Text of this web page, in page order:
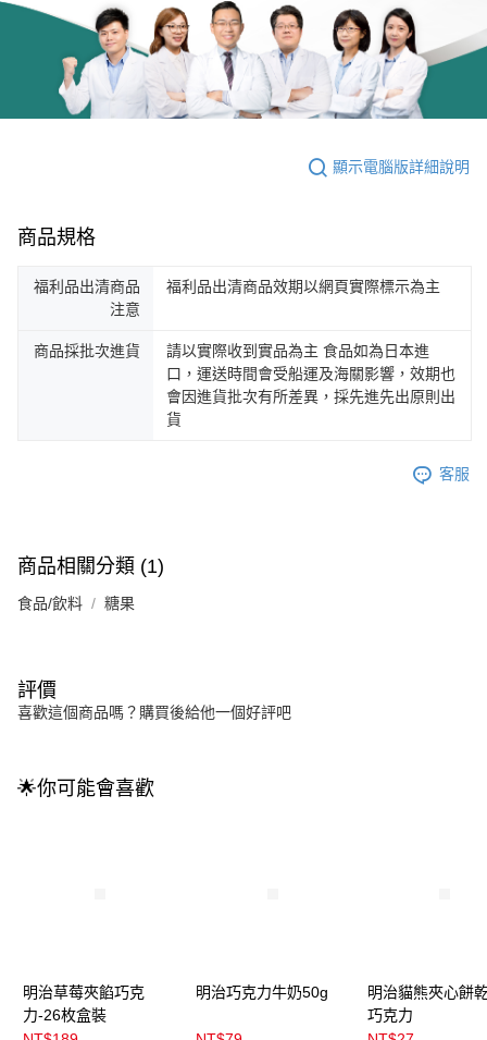
顯示電腦版詳細說明
商品規格
福利品出清商品
注意
福利品出清商品效期以網頁實際標示為主
商品採批次進貨
請以實際收到實品為主 食品如為日本進
口，運送時間會受船運及海關影響，效期也
會因進貨批次有所差異，採先進先出原則出
貨
客服
商品相關分類 (1)
食品/飲料 糖果
評價
喜歡這個商品嗎？購買後給他一個好評吧
🌟你可能會喜歡
明治草莓夾餡巧克
力-26枚盒裝
明治巧克力牛奶50g
明治貓熊夾心餅
巧克力